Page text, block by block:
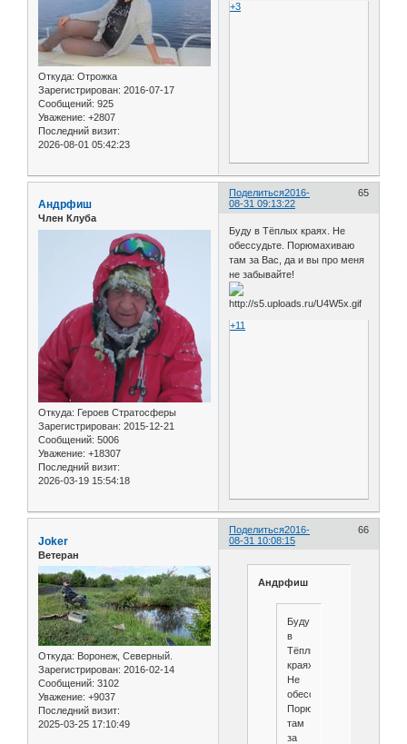
Откуда: Отрожка
Зарегистрирован: 2016-07-17
Сообщений: 925
Уважение: +2807
Последний визит:
2026-08-01 05:42:23
+3
Поделиться 65
2016-
08-31 09:13:22
Андрфиш
Член Клуба
Откуда: Героев Стратосферы
Зарегистрирован: 2015-12-21
Сообщений: 5006
Уважение: +18307
Последний визит:
2026-03-19 15:54:18
Буду в Тёплых краях. Не
обессудьте. Порюмахиваю
там за Вас, да и вы про меня
не забывайте!
+11
Поделиться 66
2016-
08-31 10:08:15
Joker
Ветеран
Откуда: Воронеж, Северный.
Зарегистрирован: 2016-02-14
Сообщений: 3102
Уважение: +9037
Последний визит:
2025-03-25 17:10:49
Андрфиш
Буду
в
Тёплых
краях.
Не
обессудте.
Порюмахиваю
там
за